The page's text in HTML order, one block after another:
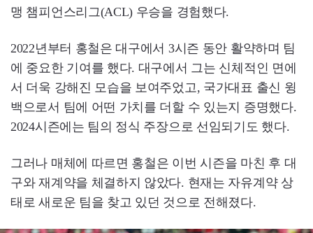
맹 챔피언스리그(ACL) 우승을 경험했다.
2022년부터 홍철은 대구에서 3시즌 동안 활약하며 팀
에 중요한 기여를 했다. 대구에서 그는 신체적인 면에
서 더욱 강해진 모습을 보여주었고, 국가대표 출신 윙
백으로서 팀에 어떤 가치를 더할 수 있는지 증명했다.
2024시즌에는 팀의 정식 주장으로 선임되기도 했다.
그러나 매체에 따르면 홍철은 이번 시즌을 마친 후 대
구와 재계약을 체결하지 않았다. 현재는 자유계약 상
태로 새로운 팀을 찾고 있던 것으로 전해졌다.